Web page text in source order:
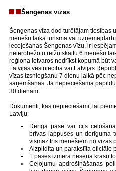
Šengenas vīzas
Šengenas vīza dod turētājam tiesības
mēnešu laikā tūrisma vai
ieceļošanas Šengenas vīzu, ir
neierobežotu reižu skaitu 6 mēnešu
reģiona ietvaros nedrīkst kopumā būt
Latvijas vēstniecība vai Latvijas
vīzas izsniegšanu 7 dienu laikā pēc
saņemšanas. Ja nepieciešama
30 dienām.
Dokumenti, kas nepieciešami, lai
Latviju:
Derīga pase vai cits
brīvas lappuses un derīguma
vismaz trīs mēnešiem no vīzas
Aizpildīta un parakstīta oficiālo
1 pases izmēra nesena krāsu
Ceļojumu apdrošināšanas